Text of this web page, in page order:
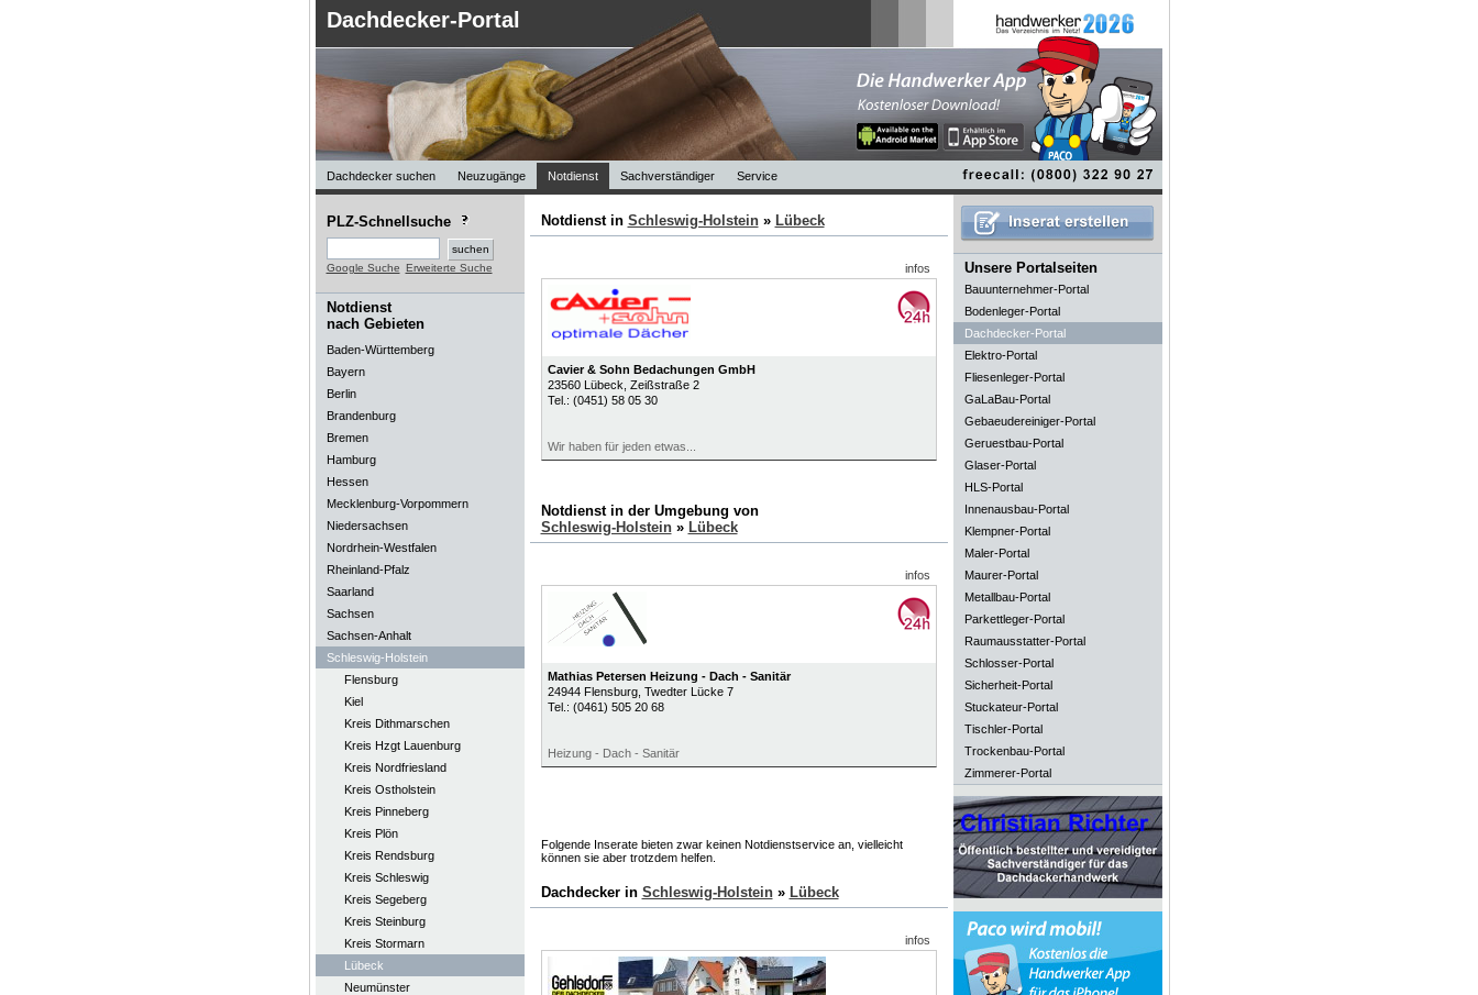
Dachdecker-Portal
Dachdecker suchen Neuzugänge Notdienst Sachverständiger Service
PLZ-Schnellsuche
Google Suche Erweiterte Suche
Notdienst
nach Gebieten
Baden-Württemberg
Bayern
Berlin
Brandenburg
Bremen
Hamburg
Hessen
Mecklenburg-Vorpommern
Niedersachsen
Nordrhein-Westfalen
Rheinland-Pfalz
Saarland
Sachsen
Sachsen-Anhalt
Schleswig-Holstein
Flensburg
Kiel
Kreis Dithmarschen
Kreis Hzgt Lauenburg
Kreis Nordfriesland
Kreis Ostholstein
Kreis Pinneberg
Kreis Plön
Kreis Rendsburg
Kreis Schleswig
Kreis Segeberg
Kreis Steinburg
Kreis Stormarn
Lübeck
Neumünster
Notdienst in Schleswig-Holstein» Lübeck
infos
Cavier & Sohn Bedachungen GmbH
23560 Lübeck , Zeißstraße 2
Tel.: (0451) 58 05 30
Wir haben für jeden etwas...
Notdienst in der Umgebung von
Schleswig-Holstein» Lübeck
infos
Mathias Petersen Heizung - Dach - Sanitär
24944 Flensburg, Twedter Lücke 7
Tel.: (0461) 505 20 68
Heizung - Dach - Sanitär
Folgende Inserate bieten zwar keinen Notdienstservice an, vielleicht
können sie aber trotzdem helfen.
Dachdecker in Schleswig-Holstein» Lübeck
infos
Unsere Portalseiten
Bauunternehmer-Portal
Bodenleger-Portal
Dachdecker-Portal
Elektro-Portal
Fliesenleger-Portal
GaLaBau-Portal
Gebaeudereiniger-Portal
Geruestbau-Portal
Glaser-Portal
HLS-Portal
Innenausbau-Portal
Klempner-Portal
Maler-Portal
Maurer-Portal
Metallbau-Portal
Parkettleger-Portal
Raumausstatter-Portal
Schlosser-Portal
Sicherheit-Portal
Stuckateur-Portal
Tischler-Portal
Trockenbau-Portal
Zimmerer-Portal